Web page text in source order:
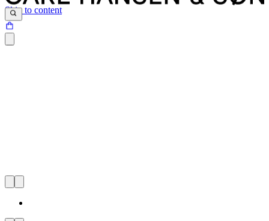
Skip to content
CARL HANSEN & SØN